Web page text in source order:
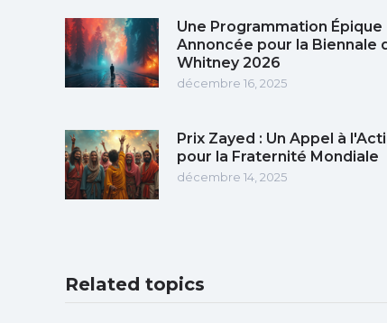
Une Programmation Épique
Annoncée pour la Biennale
Whitney 2026
décembre 16, 2025
Prix Zayed : Un Appel à
pour la Fraternité Mondiale
décembre 14, 2025
Related topics